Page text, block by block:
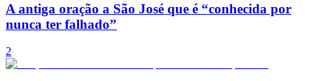
A antiga oração a São José que é “conhecida por
nunca ter falhado”
2